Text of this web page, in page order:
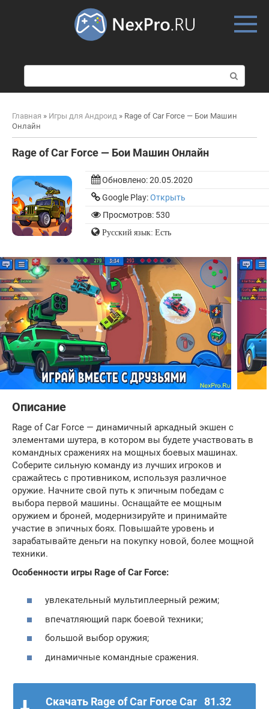
о
и
к
Главная » Игры для Андроид » Rage of Car Force — Бои Машин
Онлайн
Rage of Car Force — Бои Машин Онлайн
Обновлено:20.05.2020
Google Play:Открыть
Просмотров: 530
Русский язык: Есть
Описание
Rage of Car Force — динамичный аркадный экшен с
элементами шутера, в котором вы будете участвовать в
командных сражениях на мощных боевых машинах.
Соберите сильную команду из лучших игроков и
сражайтесь с противником, используя различное
оружие. Начните свой путь к эпичным победам с
выбора первой машины. Оснащайте ее мощным
оружием и броней, модернизируйте и принимайте
участие в эпичных боях. Повышайте уровень и
зарабатывайте деньги на покупку новой, более мощной
техники.
Особенности игры Rage of Car Force:
увлекательный мультиплеерный режим;
впечатляющий парк боевой техники;
большой выбор оружия;
динамичные командные сражения.
Скачать Rage of Car Force Car 81.32